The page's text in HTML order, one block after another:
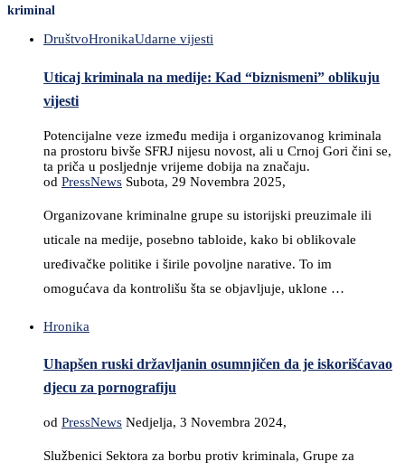
kriminal
DruštvoHronikaUdarne vijesti
Uticaj kriminala na medije: Kad “biznismeni” oblikuju
vijesti
Potencijalne veze između medija i organizovanog kriminala
na prostoru bivše SFRJ nijesu novost, ali u Crnoj Gori čini se,
ta priča u posljednje vrijeme dobija na značaju.
od PressNews Subota, 29 Novembra 2025,
Organizovane kriminalne grupe su istorijski preuzimale ili
uticale na medije, posebno tabloide, kako bi oblikovale
uređivačke politike i širile povoljne narative. To im
omogućava da kontrolišu šta se objavljuje, uklone …
Hronika
Uhapšen ruski državljanin osumnjičen da je iskorišćavao
djecu za pornografiju
od PressNews Nedjelja, 3 Novembra 2024,
Službenici Sektora za borbu protiv kriminala, Grupe za